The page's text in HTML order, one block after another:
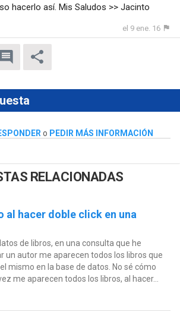
hacerlo así. Mis Saludos >> Jacinto
el 9 ene. 16
o PEDIR MÁS INFORMACIÓN
RELACIONADAS
al hacer doble click en una
de libros, en una consulta que he
un autor me aparecen todos los libros que
mismo en la base de datos. No sé cómo
me aparecen todos los libros, al hacer...